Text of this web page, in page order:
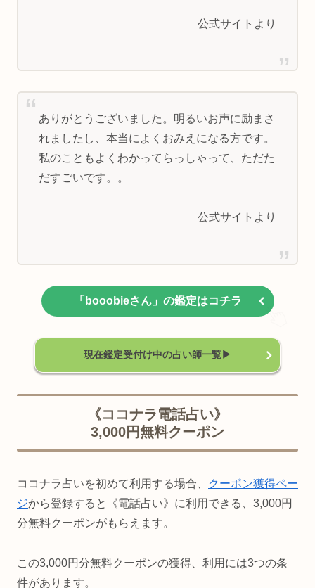
公式サイトより
ありがとうございました。明るいお声に励まさ
れましたし、本当によくおみえになる方です。
私のこともよくわかってらっしゃって、ただた
だすごいです。。
公式サイトより
「booobieさん」の鑑定はコチラ
現在鑑定受付け中の占い師一覧▶︎
《ココナラ電話占い》
3,000円無料クーポン
ココナラ占いを初めて利用する場合、
クーポン獲得ペー
ジから登録すると《電話占い》に利用できる、3,000円
分無料クーポンがもらえます。
この3,000円分無料クーポンの獲得、利用には3つの条
件があります。